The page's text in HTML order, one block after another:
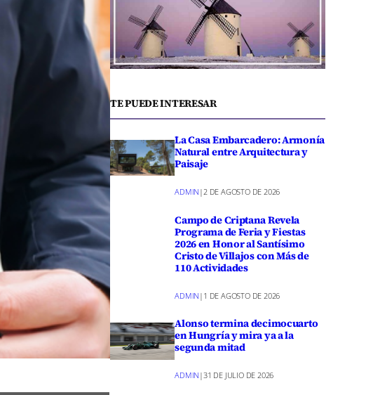
TE PUEDE INTERESAR
La Casa Embarcadero: Armonía
Natural entre Arquitectura y
Paisaje
ADMIN |2 DE AGOSTO DE 2026
Campo de Criptana Revela
Programa de Feria y Fiestas
2026 en Honor al Santísimo
Cristo de Villajos con Más de
110 Actividades
ADMIN | 1 DE AGOSTO DE 2026
Alonso termina decimocuarto
en Hungría y mira ya a la
segunda mitad
ADMIN |31 DE JULIO DE 2026